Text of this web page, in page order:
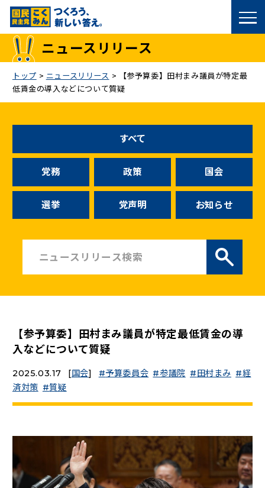
国民民主党トップ
議員
候補者公募
こくみん政治塾
お問い合わせ
ニュースリリース
こくみんうさぎの部屋
Go!Go!こくみんストア
（新しいタブで開く）
国民民主党学生部 （新しいタブで開く）
二次創作ガイドライン（新しいタブで開く）
ニュースリリース
トップ > ニュースリリース >
【参予算委】田村まみ議員が特定最
低賃金の導入などについて質疑
すべて
党務 政策 国会
選挙 党声明 お知らせ
【参予算委】田村まみ議員が特定最低賃金の導
入などについて質疑
2025.03.17 [国会] 予算委員会 参議院 田村まみ
経
済対策
質疑